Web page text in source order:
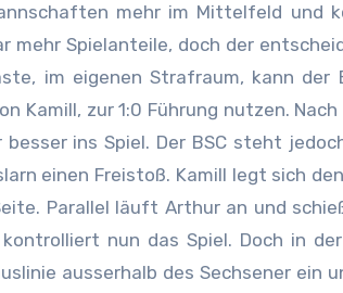
mehr im Mittelfeld und
mehr Spielanteile, doch der
im eigenen Strafraum, kann
Kamill, zur 1:0 Führung nutzen.
ins Spiel. Der BSC steht
einen Freistoß. Kamill legt sich
Parallel läuft Arthur an und
kontrolliert nun das Spiel. Doch in
ausserhalb des Sechsener ein